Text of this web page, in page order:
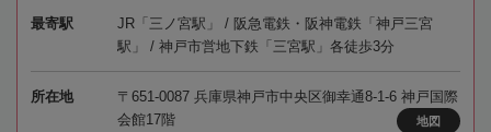
最寄駅
JR「三ノ宮駅」 / 阪急電鉄・阪神電鉄「神戸三宮
駅」 / 神戸市営地下鉄「三宮駅」各徒歩3分
所在地
〒651-0087 兵庫県神戸市中央区御幸通8-1-6 神戸国際
会館17階
地図